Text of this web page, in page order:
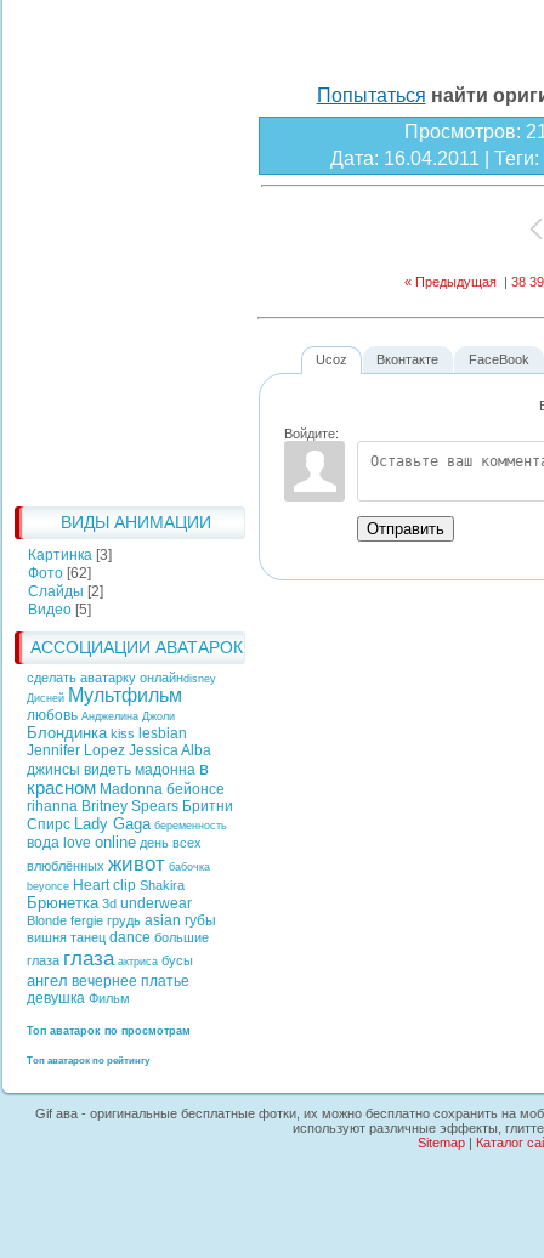
ВИДЫ АНИМАЦИИ
Картинка [3]
Фото [62]
Слайды [2]
Видео [5]
АССОЦИАЦИИ АВАТАРОК
сделать аватарку онлайнdisney
Дисней Мультфильм
любовь Анджелина Джоли
Блондинка kiss lesbian
Jennifer Lopez Jessica Alba
джинсы видеть мадонна в
красном Madonna бейонсе
rihanna Britney Spears Бритни
Спирс Lady Gaga беременность
вода love online день всех
влюблённых живот бабочка
beyonce Heart clip Shakira
Брюнетка 3d underwear
Blonde fergie грудь asian губы
вишня танец dance большие
глаза глаза актриса бусы
ангел вечернее платье
девушка Фильм
Топ аватарок по просмотрам
Топ аватарок по рейтингу
Попытаться найти
Просмотров:
Дата: 16.04.2011 | Теги:
« Предыдущая | 38 39
Ucoz
Войдите:
Отправить
Вконтакте FaceBook
Gif ава - оригинальные бесплатные фотки, их можно бесплатно сохранить на
используют различные эффекты,
Sitemap| Каталог